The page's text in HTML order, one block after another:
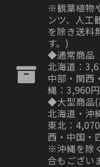
※観葉植物
ンツ、人工
を除き送料
す。)
◆通常商品
北海道：
中部・関西
縄：3,960円
◆大型商品(
北海道・沖
東北：
西・中国・
※沖縄を除
合もござい